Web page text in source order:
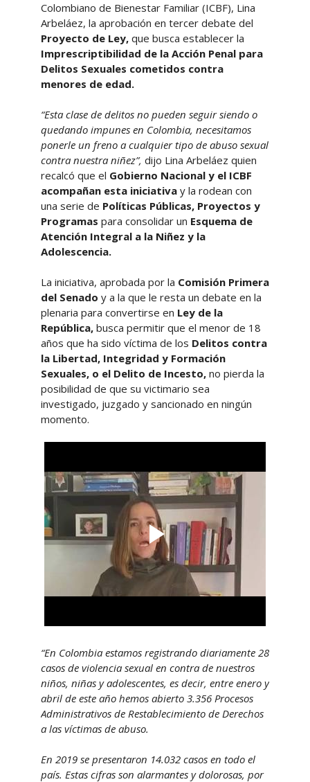
Colombiano de Bienestar Familiar (ICBF), Lina
Arbeláez, la aprobación en tercer debate del
Proyecto de Ley,que busca establecer la
Imprescriptibilidad de la Acción Penal para
Delitos Sexuales cometidos contra
menores de edad.
“Esta clase de delitos no pueden seguir siendo o
quedando impunes en Colombia, necesitamos
ponerle un freno a cualquier tipo de abuso sexual
contra nuestra niñez”, dijo Lina Arbeláez quien
recalcó que el Gobierno Nacional y el ICBF
acompañan esta iniciativa y la rodean con
una serie de Políticas Públicas, Proyectos y
Programas para consolidar un Esquema de
Atención Integral a la Niñez y la
Adolescencia.
La iniciativa, aprobada por la Comisión Primera
del Senado y a la que le resta un debate en la
plenaria para convertirse en Ley de la
República,busca permitir que el menor de 18
años que ha sido víctima de los Delitos contra
la Libertad, Integridad y Formación
Sexuales, o el Delito de Incesto, no pierda la
posibilidad de que su victimario sea
investigado, juzgado y sancionado en ningún
momento.
“En Colombia estamos registrando diariamente 28
casos de violencia sexual en contra de nuestros
niños, niñas y adolescentes, es decir, entre enero y
abril de este año hemos abierto 3.356 Procesos
Administrativos de Restablecimiento de Derechos
a las víctimas de abuso.
En 2019 se presentaron 14.032 casos en todo el
país. Estas cifras son alarmantes y dolorosas, por